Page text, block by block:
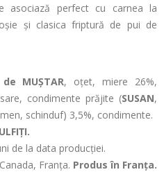
asociază perfect cu carnea la
și clasica friptură de pui de
MUȘTAR, oțet, miere 26%,
condimente prăjite (SUSAN,
schinduf) 3,5%, condimente.
de la data producției.
Franța. Produs în Franța.